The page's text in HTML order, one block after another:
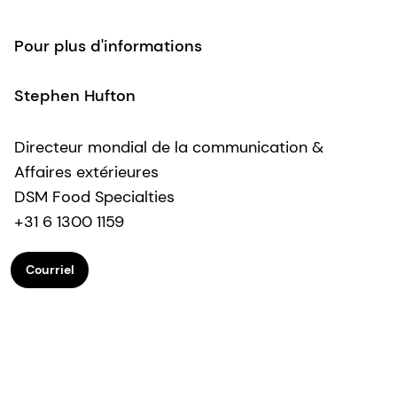
Pour plus d'informations
Stephen Hufton
Directeur mondial de la communication &
Affaires extérieures
DSM Food Specialties
+31 6 1300 1159
Courriel